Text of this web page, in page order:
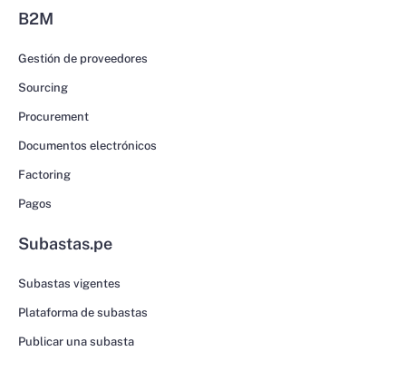
B2M
Gestión de proveedores
Sourcing
Procurement
Documentos electrónicos
Factoring
Pagos
Subastas.pe
Subastas vigentes
Plataforma de subastas
Publicar una subasta